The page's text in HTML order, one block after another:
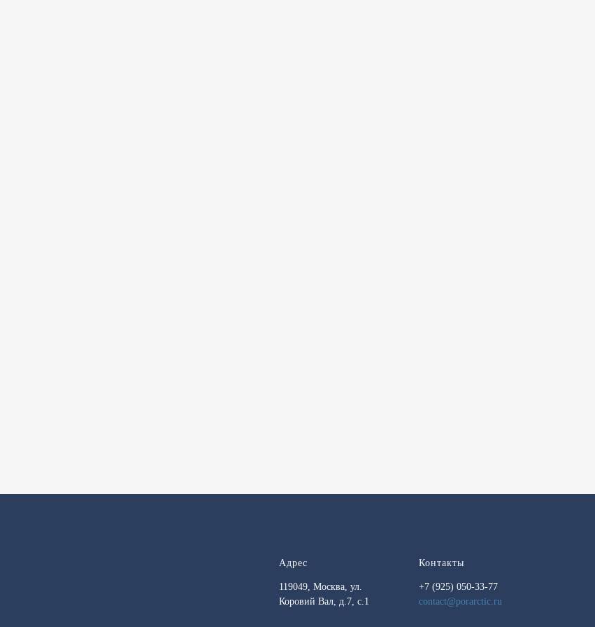
Адрес
119049, Москва, ул.
Коровий Вал, д.7, с.1
Контакты
+7 (925) 050-33-77
contact@porarctic.ru